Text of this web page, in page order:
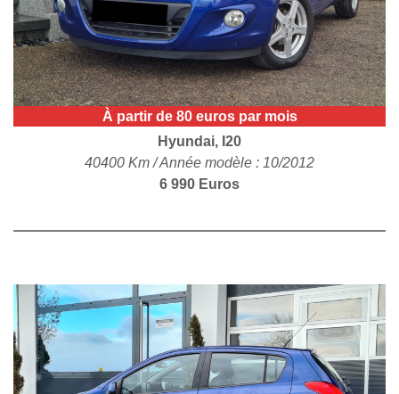
CONFIDENTIALITÉ
À partir de 80 euros par mois
Hyundai, I20
40400 Km / Année modèle : 10/2012
6 990 Euros